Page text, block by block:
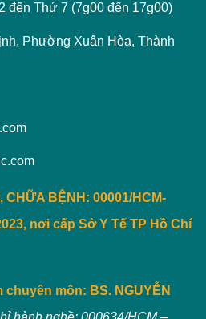
đến Thứ 7 (7g00 đến 17g00)
Phường Xuân Hòa, Thành
BỆNH: 00001/HCM-
nơi cấp Sở Y Tế TP Hồ Chí
chuyên môn: BS. NGUYỄN